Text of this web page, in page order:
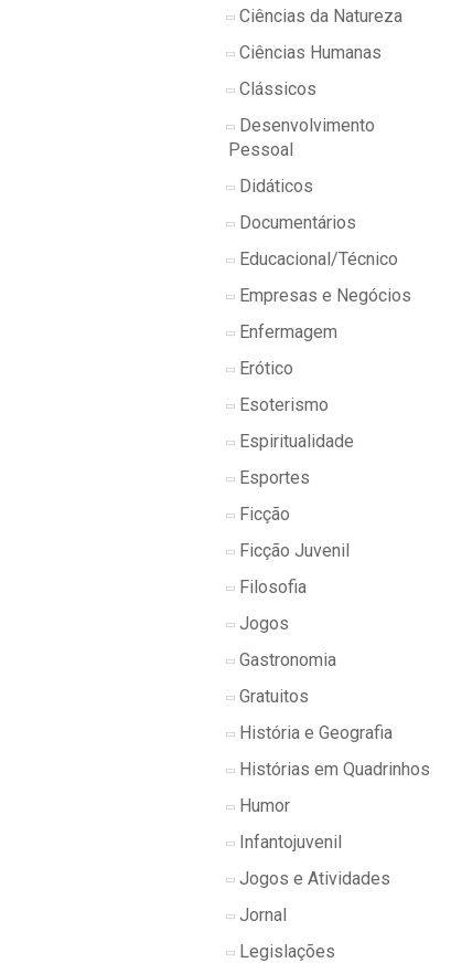
Ciências da Natureza
Ciências Humanas
Clássicos
Desenvolvimento
Pessoal
Didáticos
Documentários
Educacional/Técnico
Empresas e Negócios
Enfermagem
Erótico
Esoterismo
Espiritualidade
Esportes
Ficção
Ficção Juvenil
Filosofia
Jogos
Gastronomia
Gratuitos
História e Geografia
Histórias em Quadrinhos
Humor
Infantojuvenil
Jogos e Atividades
Jornal
Legislações